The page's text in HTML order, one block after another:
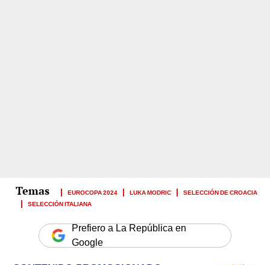
EUROCOPA 2024 LUKA MODRIC
SELECCIÓN DE CROACIA
SELECCIÓN ITALIANA
Prefiero a La República en
Google